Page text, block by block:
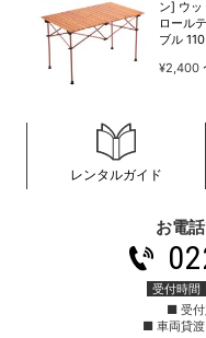
ン] ウッ
ロール
ブル 110
¥2,400
レンタルガイド
お電
受付時間
■ 受付
■ 車両貸